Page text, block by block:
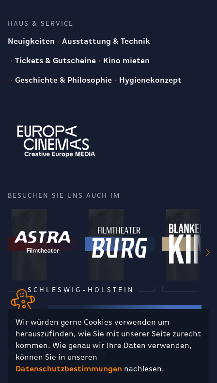
Wir würden gerne Cookies verwenden um
herauszufinden, wie Sie mit unserer Seite zurecht
kommen. Wie genau wir Ihre Daten verwenden,
können Sie in unseren
Datenschutzbestimmungen nachlesen.
HAUS & SERVICE
Neuigkeiten Ausstattung & Technik
Tickets & Gutscheine Kino mieten
Geschichte & Philosophie Hygienekonzept
BESUCHEN SIE UNS AUCH IM
SCHLESWIG-HOLSTEIN
RECHTLICHES
Impressum Datenschutz